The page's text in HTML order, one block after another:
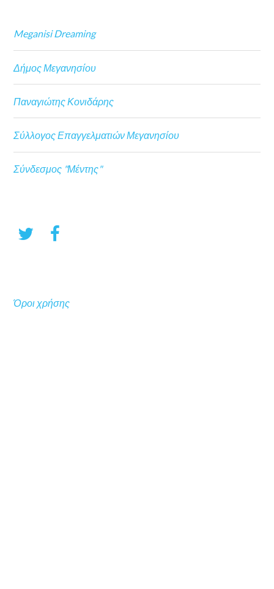
Meganisi Dreaming
Δήμος Μεγανησίου
Παναγιώτης Κονιδάρης
Σύλλογος Επαγγελματιών Μεγανησίου
Σύνδεσμος "Μέντης"
Όροι χρήσης